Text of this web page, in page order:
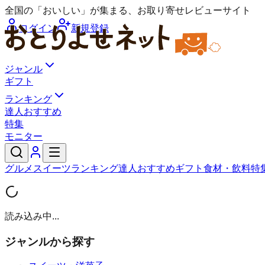
全国の「おいしい」が集まる、お取り寄せレビューサイト
ログイン
新規登録
ジャンル
ギフト
ランキング
達人おすすめ
特集
モニター
グルメ スイーツランキング達人おすすめギフト 食材・飲料特
読み込み中...
ジャンルから探す